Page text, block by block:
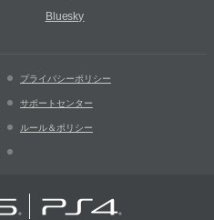
Bluesky
プライバシーポリシー
サポートセンター
ルール＆ポリシー